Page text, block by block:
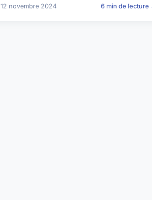
12 novembre 2024 6 min de lecture